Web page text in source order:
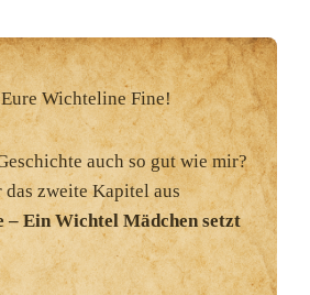
Wichteline Fine!
auch so gut wie mir?
das zweite Kapitel aus
– Ein Wichtel Mädchen setzt